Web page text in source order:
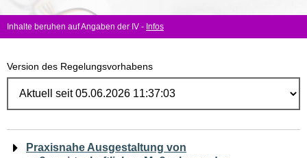
Inhalte beruhen auf Angaben der IV - Infos
Version des Regelungsvorhabens
Navigation
Praxisnahe Ausgestaltung von